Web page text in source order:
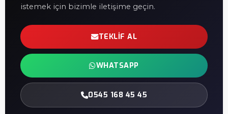
istemek için bizimle iletişime geçin.
TEKLIF AL
WHATSAPP
0545 168 45 45